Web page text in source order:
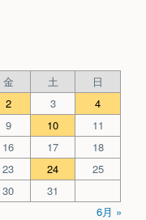
金 土
日
2 3
4
9 10
11
16 17
18
23 24
25
30
31
6月 »